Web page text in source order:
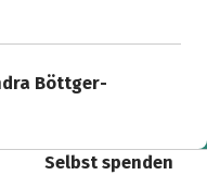
Böttger-
Selbst spenden